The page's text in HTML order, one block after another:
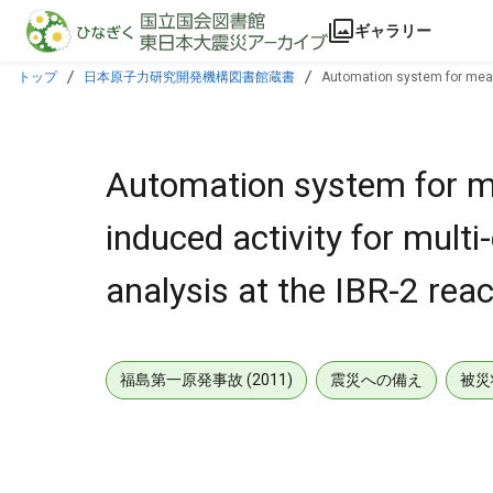
本文に飛ぶ
ギャラリー
トップ 日本原子力研究開発機構図書館蔵書 Automation system for
Automation system for
induced activity for
analysis at the IBR-2
福島第一原発事故 (2011) 震災への備え 被災